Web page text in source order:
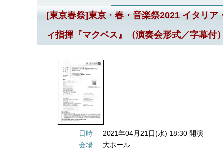
[東京春祭]東京・春・音楽祭2021 イタリ
ィ指揮『マクベス』（演奏会形式／字幕付
日時
2021年04月21日(水) 18:30 開演
会場
大ホール